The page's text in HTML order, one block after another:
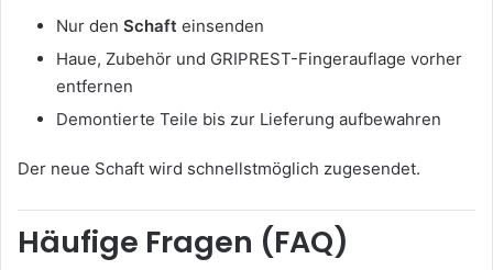
Nur den Schaft einsenden
Haue, Zubehör und GRIPREST-Fingerauflage vorher
entfernen
Demontierte Teile bis zur Lieferung aufbewahren
Der neue Schaft wird schnellstmöglich zugesendet.
Häufige Fragen (FAQ)